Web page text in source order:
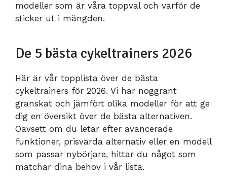
modeller som är våra toppval och varför de
sticker ut i mängden.
De 5 bästa cykeltrainers 2026
Här är vår topplista över de bästa
cykeltrainers för 2026. Vi har noggrant
granskat och jämfört olika modeller för att ge
dig en översikt över de bästa alternativen.
Oavsett om du letar efter avancerade
funktioner, prisvärda alternativ eller en modell
som passar nybörjare, hittar du något som
matchar dina behov i vår lista.